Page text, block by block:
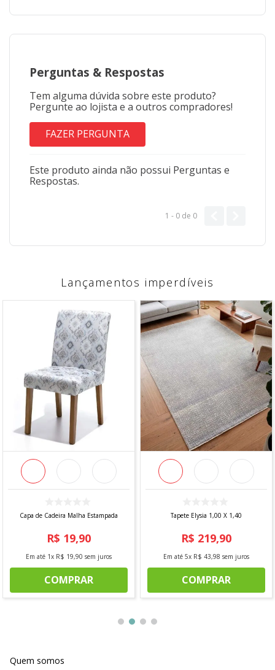
Perguntas & Respostas
Tem alguma dúvida sobre este produto?
Pergunte ao lojista e a outros compradores!
FAZER PERGUNTA
Este produto ainda não possui Perguntas e
Respostas.
1 - 0 de 0
Lançamentos imperdíveis
Capa de Cadeira Malha Estampada
R$ 19,90
Em até 1x R$ 19,90 sem juros
COMPRAR
Tapete Elysia 1,00 X 1,40
R$ 219,90
Em até 5x R$ 43,98 sem juros
COMPRAR
Quem somos